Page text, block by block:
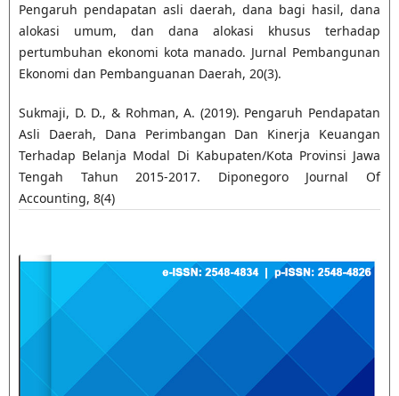
Pengaruh pendapatan asli daerah, dana bagi hasil, dana
alokasi umum, dan dana alokasi khusus terhadap
pertumbuhan ekonomi kota manado. Jurnal Pembangunan
Ekonomi dan Pembanguanan Daerah, 20(3).
Sukmaji, D. D., & Rohman, A. (2019). Pengaruh Pendapatan
Asli Daerah, Dana Perimbangan Dan Kinerja Keuangan
Terhadap Belanja Modal Di Kabupaten/Kota Provinsi Jawa
Tengah Tahun 2015-2017. Diponegoro Journal Of
Accounting, 8(4)